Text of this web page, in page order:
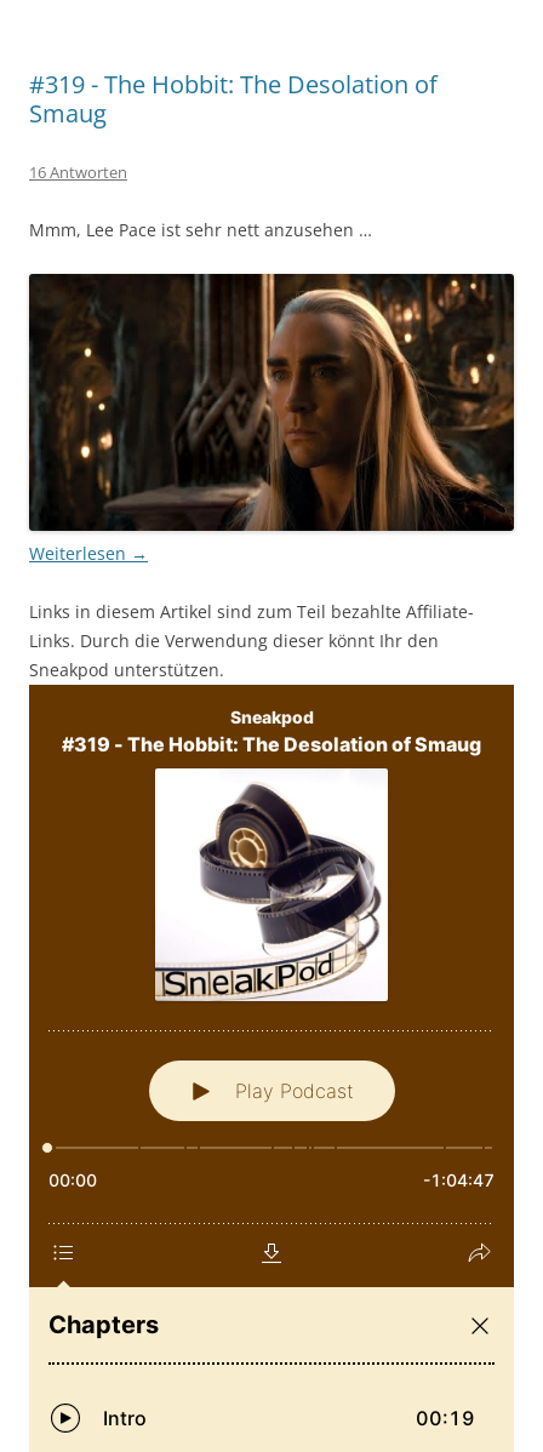
#319 - The Hobbit: The Desolation of
Smaug
16 Antworten
Mmm, Lee Pace ist sehr nett anzusehen …
Weiterlesen →
Links in diesem Artikel sind zum Teil bezahlte Affiliate-
Links. Durch die Verwendung dieser könnt Ihr den
Sneakpod unterstützen.